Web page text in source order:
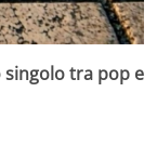
singolo tra pop e